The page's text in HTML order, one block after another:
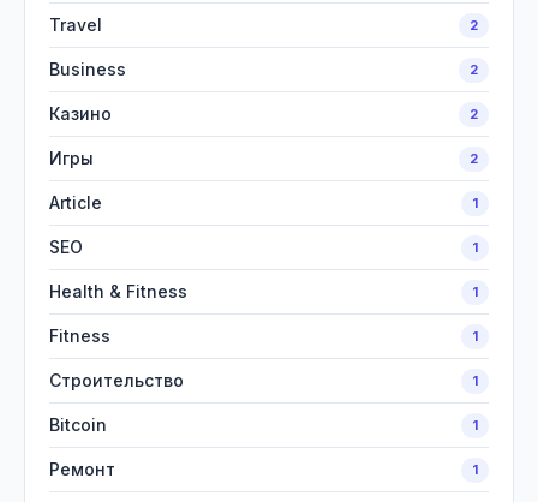
Travel 2
Business 2
Казино 2
Игры 2
Article 1
SEO 1
Health & Fitness 1
Fitness 1
Строительство 1
Bitcoin 1
Ремонт 1